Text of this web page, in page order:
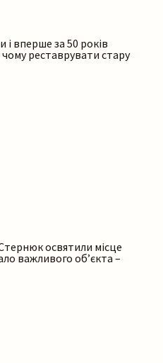
і вперше за 50 років
реставрувати стару
освятили місце
важливого об’єкта –